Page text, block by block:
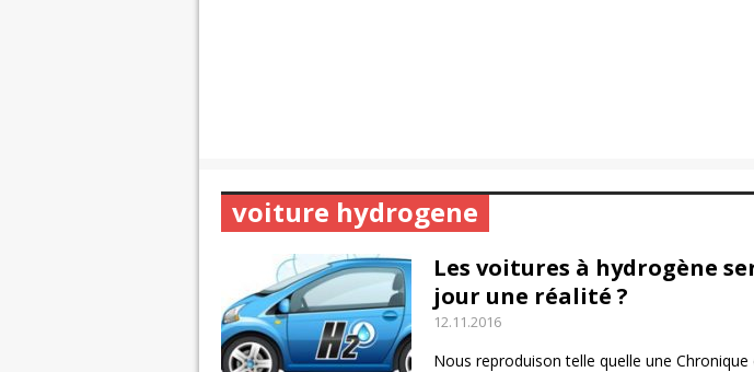
voiture hydrogene
Les voitures à hydrogène
jour une réalité ?
12.11.2016
Nous reproduison telle quelle une Chronique